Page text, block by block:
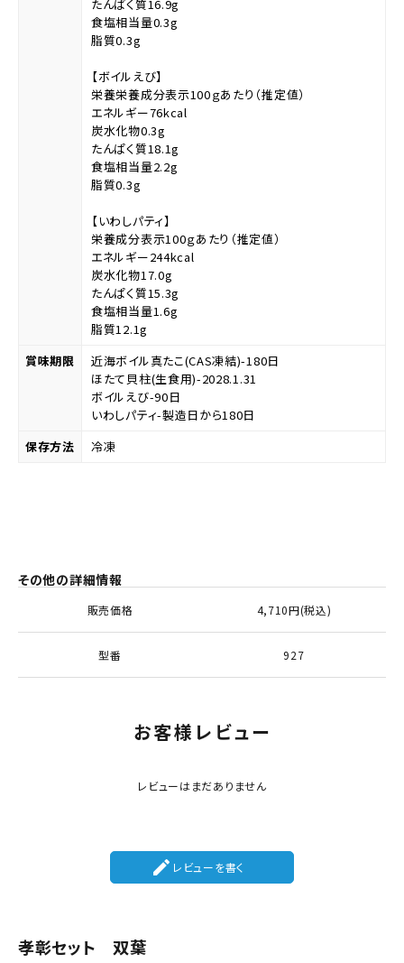
たんぱく質16.9g
食塩相当量0.3g
脂質0.3g
【ボイルえび】
栄養栄養成分表示100ｇあたり（推定値）
エネルギー76kcal
炭水化物0.3g
たんぱく質18.1g
食塩相当量2.2g
脂質0.3g
【いわしパティ】
栄養成分表示100ｇあたり（推定値）
エネルギー244kcal
炭水化物17.0g
たんぱく質15.3g
食塩相当量1.6g
脂質12.1g
賞味期限
近海ボイル真たこ(CAS凍結)-180日
ほたて貝柱(生食用)-2028.1.31
ボイルえび-90日
いわしパティ-製造日から180日
保存方法
冷凍
その他の詳細情報
販売価格 4,710円(税込)
型番 927
お客様レビュー
レビューはまだありません
create レビューを書く
孝彰セット 双葉